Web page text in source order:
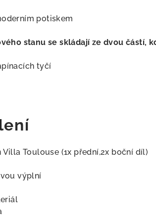
potiskem
stanu se skládají ze dvou částí,
tyčí
Toulouse (1x přední,2x boční díl)
výplní